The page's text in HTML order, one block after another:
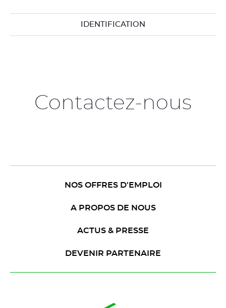
IDENTIFICATION
Contactez-nous
NOS OFFRES D'EMPLOI
A PROPOS DE NOUS
ACTUS & PRESSE
DEVENIR PARTENAIRE